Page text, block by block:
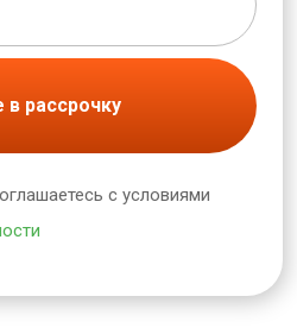
в рассрочку
с условиями